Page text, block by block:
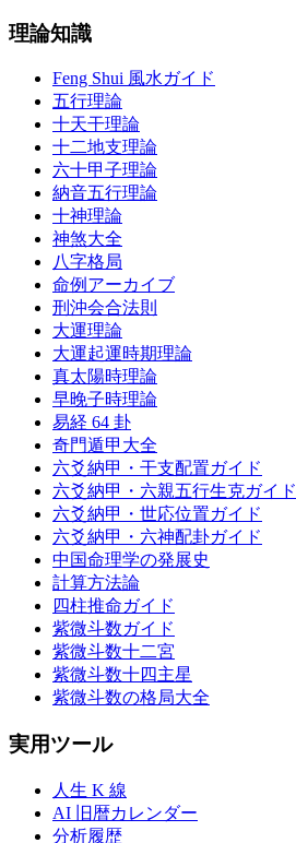
理論知識
Feng Shui 風水ガイド
五行理論
十天干理論
十二地支理論
六十甲子理論
納音五行理論
十神理論
神煞大全
八字格局
命例アーカイブ
刑沖会合法則
大運理論
大運起運時期理論
真太陽時理論
早晚子時理論
易経 64 卦
奇門遁甲大全
六爻納甲・干支配置ガイド
六爻納甲・六親五行生克ガイド
六爻納甲・世応位置ガイド
六爻納甲・六神配卦ガイド
中国命理学の発展史
計算方法論
四柱推命ガイド
紫微斗数ガイド
紫微斗数十二宮
紫微斗数十四主星
紫微斗数の格局大全
実用ツール
人生 K 線
AI 旧暦カレンダー
分析履歴